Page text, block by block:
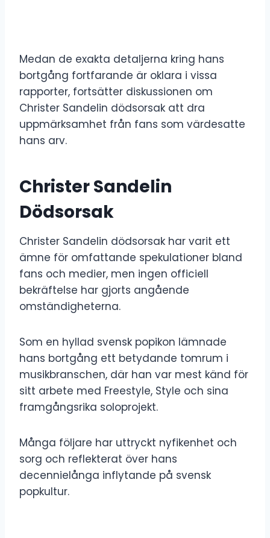
Medan de exakta detaljerna kring hans
bortgång fortfarande är oklara i vissa
rapporter, fortsätter diskussionen om
Christer Sandelin dödsorsak att dra
uppmärksamhet från fans som värdesatte
hans arv.
Christer Sandelin
Dödsorsak
Christer Sandelin dödsorsak har varit ett
ämne för omfattande spekulationer bland
fans och medier, men ingen officiell
bekräftelse har gjorts angående
omständigheterna.
Som en hyllad svensk popikon lämnade
hans bortgång ett betydande tomrum i
musikbranschen, där han var mest känd för
sitt arbete med Freestyle, Style och sina
framgångsrika soloprojekt.
Många följare har uttryckt nyfikenhet och
sorg och reflekterat över hans
decennielånga inflytande på svensk
popkultur.